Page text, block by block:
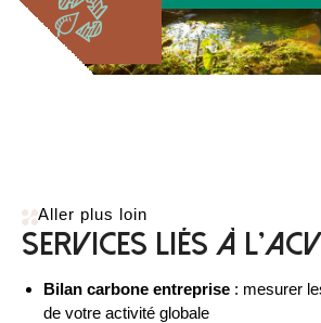
Aller plus loin
Services liés à l'ACV
Bilan carbone entreprise : mesurer
de votre activité globale